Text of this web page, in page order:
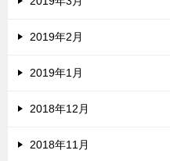
2019年2月
2019年1月
2018年12月
2018年11月